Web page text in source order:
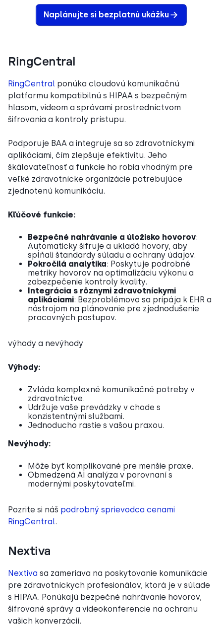
Naplánujte si bezplatnú ukážku
RingCentral
RingCentral ponúka cloudovú komunikačnú
platformu kompatibilnú s HIPAA s bezpečným
hlasom, videom a správami prostredníctvom
šifrovania a kontroly prístupu.
Podporuje BAA a integruje sa so zdravotníckymi
aplikáciami, čím zlepšuje efektivitu. Jeho
škálovateľnosť a funkcie ho robia vhodným pre
veľké zdravotnícke organizácie potrebujúce
zjednotenú komunikáciu.
Kľúčové funkcie:
Bezpečné nahrávanie a úložisko hovorov:
Automaticky šifruje a ukladá hovory, aby
spĺňali štandardy súladu a ochrany údajov.
Pokročilá analytika: Poskytuje podrobné
metriky hovorov na optimalizáciu výkonu a
zabezpečenie kontroly kvality.
Integrácia s rôznymi zdravotníckymi
aplikáciami: Bezproblémovo sa pripája k EHR a
nástrojom na plánovanie pre zjednodušenie
pracovných postupov.
výhody a nevýhody
Výhody:
Zvláda komplexné komunikačné potreby v
zdravotníctve.
Udržuje vaše prevádzky v chode s
konzistentnými službami.
Jednoducho rastie s vašou praxou.
Nevýhody:
Môže byť komplikované pre menšie praxe.
Obmedzená AI analýza v porovnaní s
modernými poskytovateľmi.
Pozrite si náš podrobný sprievodca cenami
RingCentral.
Nextiva
Nextiva sa zameriava na poskytovanie komunikácie
pre zdravotníckych profesionálov, ktorá je v súlade
s HIPAA. Ponúkajú bezpečné nahrávanie hovorov,
šifrované správy a videokonferencie na ochranu
vašich konverzácií.